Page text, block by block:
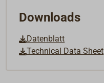
Downloads
Datenblatt
Technical Data Sheet